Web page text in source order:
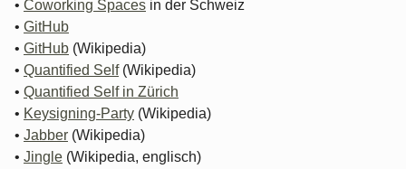
• Coworking Spaces in der Schweiz
• GitHub
• GitHub (Wikipedia)
• Quantified Self(Wikipedia)
• Quantified Self in Zürich
• Keysigning-Party (Wikipedia)
• Jabber (Wikipedia)
• Jingle (Wikipedia, englisch)